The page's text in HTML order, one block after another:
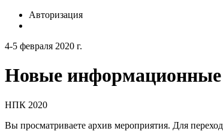
Авторизация
4-5 февраля 2020 г.
Новые информационные
НПК 2020
Вы просматриваете архив мероприятия. Для